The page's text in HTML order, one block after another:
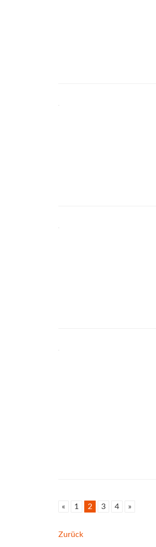
« 1 2 3 4 »
Beitrags-
Zurück